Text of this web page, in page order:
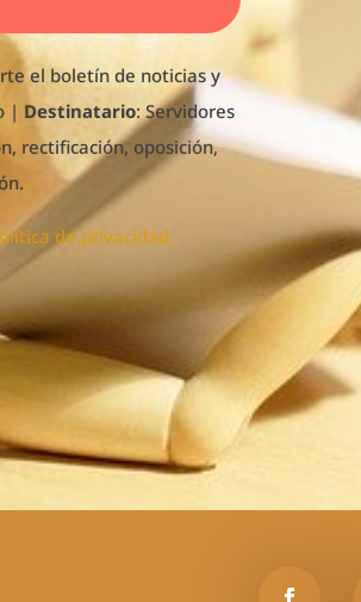
el boletín de noticias y
| Destinatario: Servidores
rectificación, oposición,
de privacidad